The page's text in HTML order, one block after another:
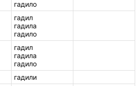
гадило
гадил
гадила
гадило
гадил
гадила
гадило
гадили